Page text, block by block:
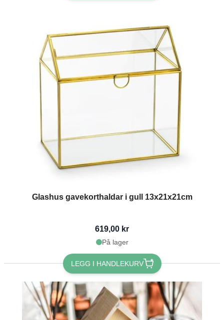
Glashus gavekorthaldar i gull 13x21x21cm
619,00 kr
På lager
LEGG I HANDLEKURV